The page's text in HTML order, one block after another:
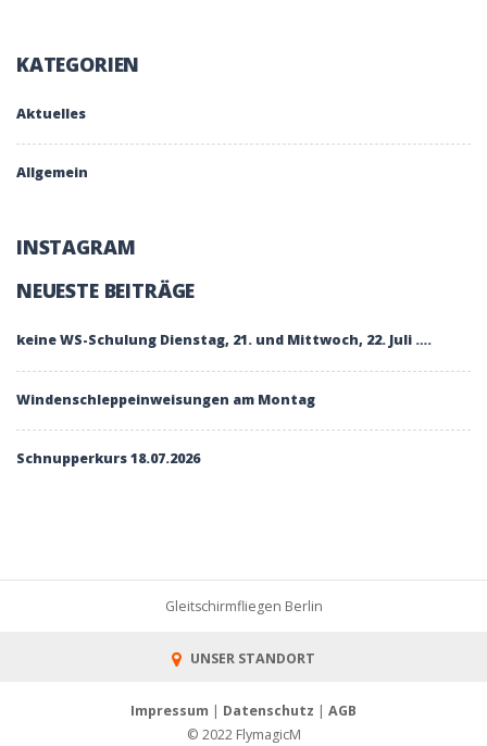
KATEGORIEN
Aktuelles
Allgemein
INSTAGRAM
NEUESTE BEITRÄGE
keine WS-Schulung Dienstag, 21. und Mittwoch, 22. Juli ….
Windenschleppeinweisungen am Montag
Schnupperkurs 18.07.2026
Gleitschirmfliegen Berlin
UNSER STANDORT
Impressum | Datenschutz | AGB
© 2022 FlymagicM